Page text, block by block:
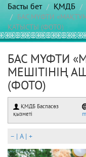
Басты бет ҚМДБ
БАС МҮФТИ
ҚАТЫСТЫ (ФОТО)
БАС МҮФТИ
МЕШІТІНІҢ
(ФОТО)
ҚМДБ Баспасөз
қызметі
– | A| +